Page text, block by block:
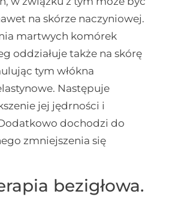
na skórze naczyniowej.
martwych komórek
oddziałuje także na skórę
tym włókna
Następuje
jej jędrności i
dochodzi do
zmniejszenia się
bezigłowa.